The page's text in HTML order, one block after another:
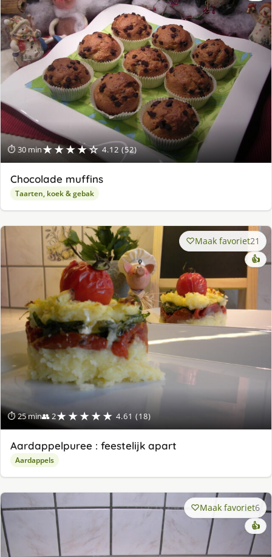
⏱ 30 min★★★★☆ 4.12 (52)
Chocolade muffins
Taarten, koek & gebak
⏱ 25 min👥 2★★★★★ 4.61 (18)
Maak favoriet21
👍
Aardappelpuree : feestelijk apart
Aardappels
Maak favoriet6
👍